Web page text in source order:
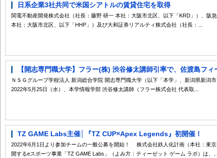
日系企業3社共同で米国シアトルの賃貸住宅を取得
関電不動産開発株式会社（社長：藤野 研一 本社：大阪市北区、以下「KRD」）、阪
本社：大阪市北区、以下「HHP」）及び大和証券リアルティ株式会社（社長：...
【開志専門職大学】フラー(株) 渋谷修太講師引率で、佐渡島フ
ＮＳＧグループ学校法人 新潟総合学院 開志専門職大学（以下「本学」、新潟県新潟
2022年5月25日（水）、本学情報学部 渋谷修太講師（フラー株式会社 代表取...
TZ GAME Labs主催│『TZ CUP×Apex Legends』初開催！
2022年6月1日より参加チームの一般公募を開始！ 株式会社鉄人化計画（本社：東
開するeスポーツ事業「TZ GAME Labs」（よみ方：ティーゼット ゲーム ラボ）は、